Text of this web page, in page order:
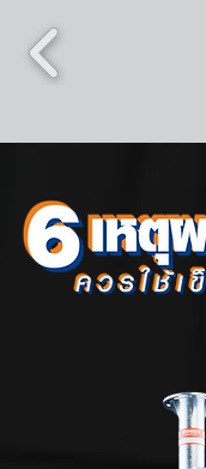
แน่นอนครับ